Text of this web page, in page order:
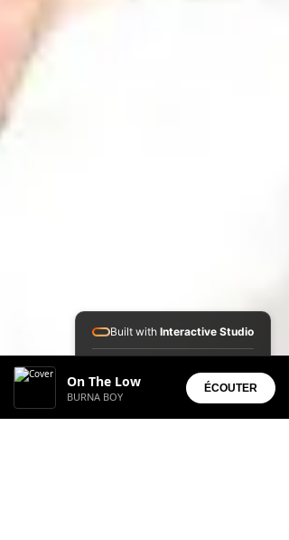
On The Low
BURNA BOY
ÉCOUTER
Built with Interactive Studio
• Aura Suite